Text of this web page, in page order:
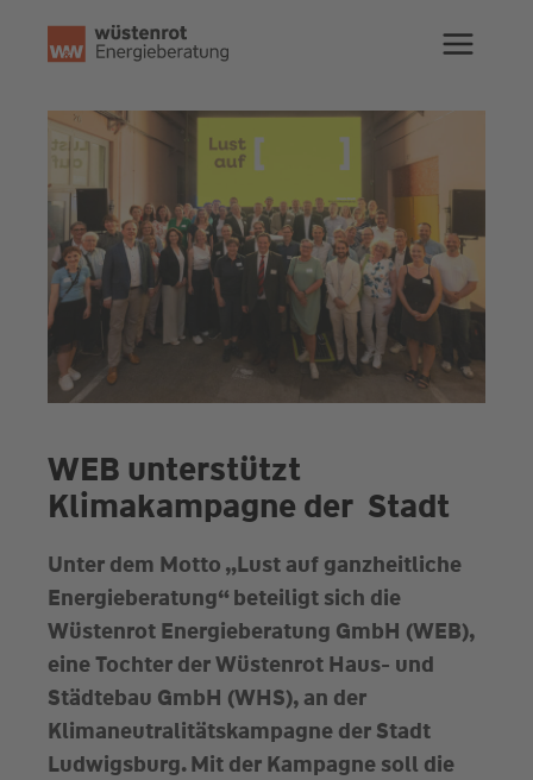
Inhalt
WEB unterstützt
Klimakampagne der Stadt
Unter dem Motto „Lust auf ganzheitliche
Energieberatung“ beteiligt sich die
Wüstenrot Energieberatung GmbH (WEB),
eine Tochter der Wüstenrot Haus- und
Städtebau GmbH (WHS), an der
Klimaneutralitätskampagne der Stadt
Ludwigsburg. Mit der Kampagne soll die